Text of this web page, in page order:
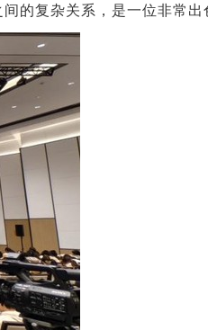
的复杂关系，是一位非常出